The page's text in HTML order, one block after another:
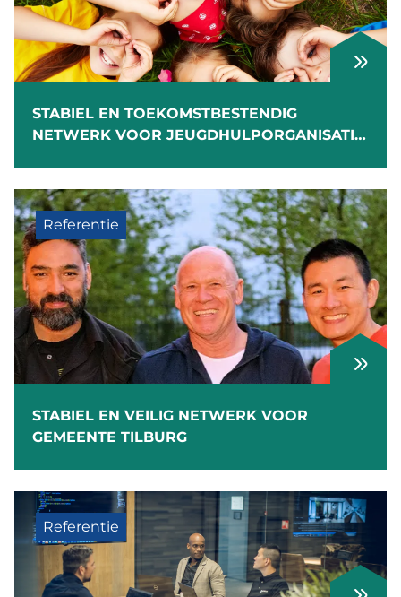
STABIEL EN TOEKOMSTBESTENDIG
NETWERK VOOR JEUGDHULPORGANISATIE
Referentie
STABIEL EN VEILIG NETWERK VOOR
GEMEENTE TILBURG
Referentie